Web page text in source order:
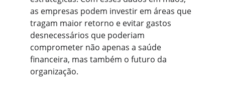
as empresas podem investir em áreas que
tragam maior retorno e evitar gastos
desnecessários que poderiam
comprometer não apenas a saúde
financeira, mas também o futuro da
organização.